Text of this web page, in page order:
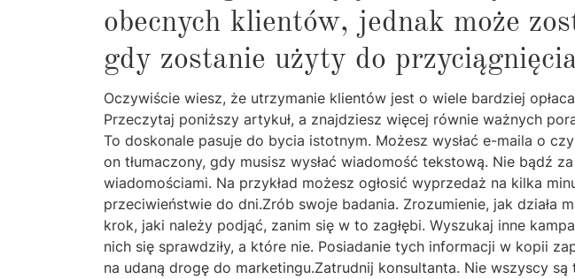
obecnych klientów, jednak może
gdy zostanie użyty do
Oczywiście wiesz, że utrzymanie klientów jest o wiele bardziej
Przeczytaj poniższy artykuł, a znajdziesz więcej równie ważnych
To doskonale pasuje do bycia istotnym. Możesz wysłać e-maila o
on tłumaczony, gdy musisz wysłać wiadomość tekstową. Nie bądź
wiadomościami. Na przykład możesz ogłosić wyprzedaż na kilka
przeciwieństwie do dni.Zrób swoje badania. Zrozumienie, jak działa
krok, jaki należy podjąć, zanim się w to zagłębi. Wyszukaj inne
nich się sprawdziły, a które nie. Posiadanie tych informacji w kopii
na udaną drogę do marketingu.Zatrudnij konsultanta. Nie wszyscy